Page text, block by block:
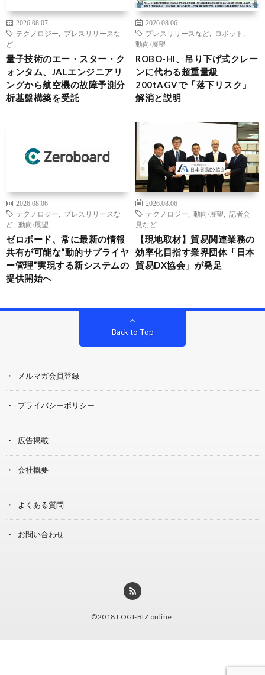
2026.08.07
テクノロジー
プレスリリースな
ど
量子技術のエー・スター・ク
ォンタム、JALエンジニアリ
ングから航空機の故障予測分
析基盤構築を受託
2026.08.06
プレスリリースなど
ロボット
動向/展望
ROBO-HI、吊り下げ式クレー
ンに代わる超重量級
200tAGVで「落下リスク」
解消と説明
2026.08.06
テクノロジー
プレスリリースな
ど
動向/展望
ゼロボード、常に最新の情報
共有が可能な“動的サプライヤ
ー管理”実現する新システムの
提供開始へ
2026.08.06
テクノロジー
動向/展望
記者会
見など
【現地取材】貿易関連業務の
効率化目指す業界団体「日本
貿易DX協会」が発足
Back to Top
メルマガ会員登録
プライバシーポリシー
広告掲載
会社概要
よくある質問
お問い合わせ
©2018 LOGI-BIZ online